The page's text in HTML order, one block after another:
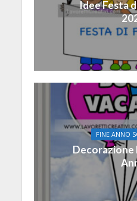
Idee Festa
FINE ANNO
Decorazione